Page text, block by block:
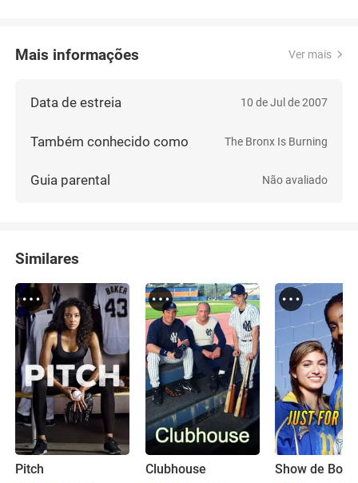
Mais informações Ver mais
Data de estreia 10 de Jul de 2007
Também conhecido como The Bronx Is Burning
Guia parental Não avaliado
Similares
Pitch Clubhouse Show de Bola